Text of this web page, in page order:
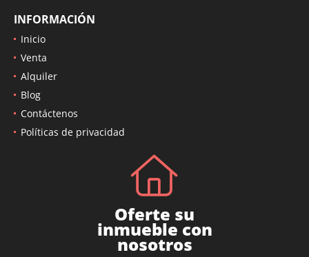
INFORMACIÓN
Inicio
Venta
Alquiler
Blog
Contáctenos
Políticas de privacidad
Oferte su
inmueble con
nosotros